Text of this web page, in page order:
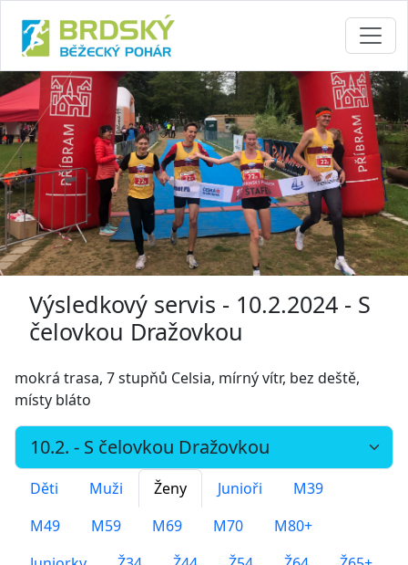
Výsledkový servis - 10.2.2024 - S
čelovkou Dražovkou
mokrá trasa, 7 stupňů Celsia, mírný vítr, bez deště,
místy bláto
Děti Muži Ženy Junioři
M39
M49
M59 M69 M70
M80+